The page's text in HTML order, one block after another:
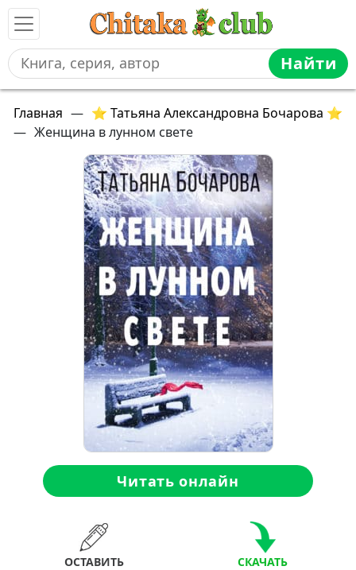
Найти
Главная — ⭐ Татьяна Александровна Бочарова ⭐
— Женщина в лунном свете
Читать онлайн
ОСТАВИТЬ
СКАЧАТЬ